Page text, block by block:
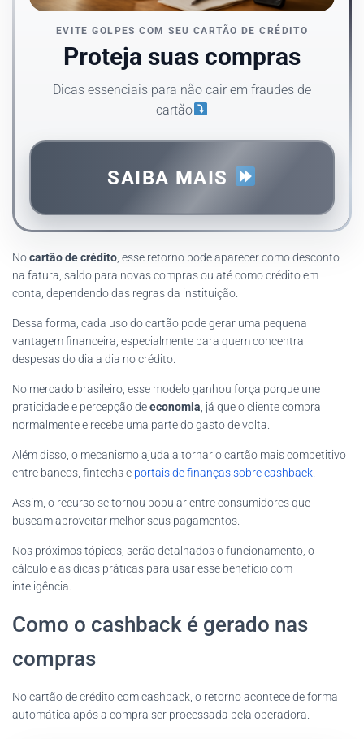
EVITE GOLPES COM SEU CARTÃO DE CRÉDITO
Proteja suas compras
Dicas essenciais para não cair em fraudes de
cartão
SAIBA MAIS
Nocartão de crédito , esse retorno pode aparecer como desconto
na fatura, saldo para novas compras ou até como crédito em
conta, dependendo das regras da instituição.
Dessa forma, cada uso do cartão pode gerar uma pequena
vantagem financeira, especialmente para quem concentra
despesas do dia a dia no crédito.
No mercado brasileiro, esse modelo ganhou força porque une
praticidade e percepção deeconomia , já que o cliente compra
normalmente e recebe uma parte do gasto de volta.
Além disso, o mecanismo ajuda a tornar o cartão mais competitivo
entre bancos, fintechs e portais de finanças sobre cashback
Assim, o recurso se tornou popular entre consumidores que
buscam aproveitar melhor seus pagamentos.
Nos próximos tópicos, serão detalhados o funcionamento, o
cálculo e as dicas práticas para usar esse benefício com
inteligência.
Como o cashback é gerado nas
compras
No cartão de crédito com cashback, o retorno acontece de forma
automática após a compra ser processada pela operadora.